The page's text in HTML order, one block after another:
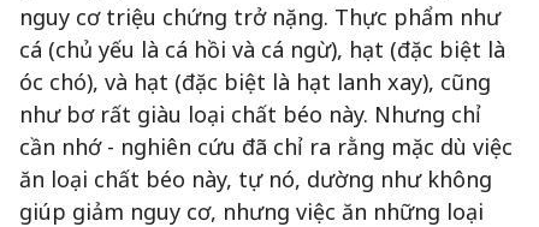
nguy cơ triệu chứng trở nặng. Thực phẩm như
cá (chủ yếu là cá hồi và cá ngừ), hạt (đặc biệt là
óc chó), và hạt (đặc biệt là hạt lanh xay), cũng
như bơ rất giàu loại chất béo này. Nhưng chỉ
cần nhớ - nghiên cứu đã chỉ ra rằng mặc dù việc
ăn loại chất béo này, tự nó, dường như không
giúp giảm nguy cơ, nhưng việc ăn những loại